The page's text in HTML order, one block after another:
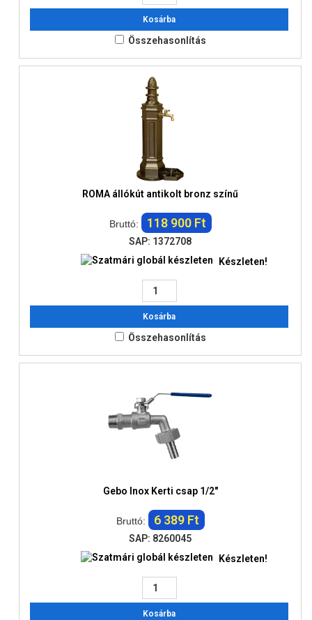
Kosárba
Összehasonlítás
ROMA állókút antikolt bronz színű
Bruttó: 118 900 Ft
SAP: 1372708
Készleten!
Kosárba
Összehasonlítás
Gebo Inox Kerti csap 1/2"
Bruttó: 6 389 Ft
SAP: 8260045
Készleten!
Kosárba